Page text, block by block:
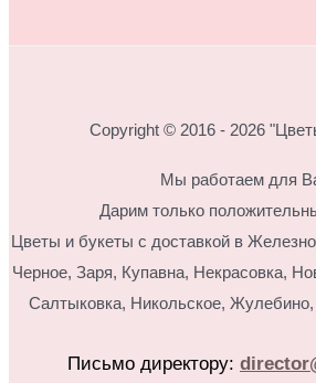
Copyright © 2016 - 2026
Мы работаем для
Дарим только
Цветы и букеты с доставкой в
Черное, Заря, Купавна, Некрасовка,
Салтыковка, Никольское,
Письмо директору: